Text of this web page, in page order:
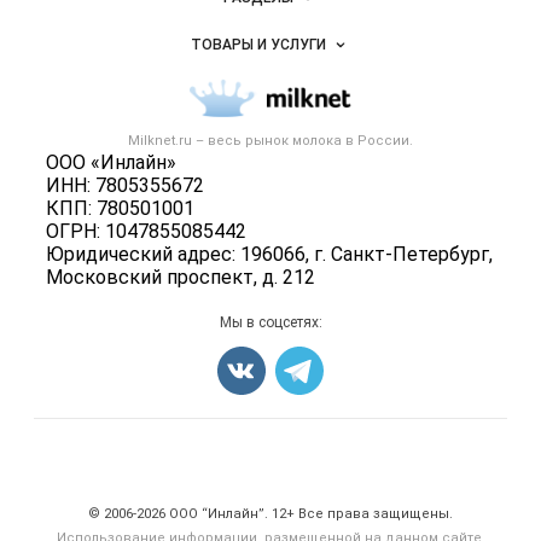
Milknet.ru – весь рынок молока в России.
ООО «Инлайн»
ИНН: 7805355672
КПП: 780501001
ОГРН: 1047855085442
Юридический адрес: 196066, г. Санкт-Петербург,
Московский проспект, д. 212
Размещение рекламы
Публичная оферта
Контактная информация
Политика обработки персональных данных
Объявления
Новости рынка
ТОВАРЫ И УСЛУГИ
Молочная продукция
Вторичное сырье
Оборудование
Карта объявлений
Мы в соцсетях:
© 2006‑2026 ООО “Инлайн”. 12+ Все права защищены.